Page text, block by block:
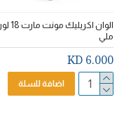
ملي
6.000 KD
اضافة للسلة